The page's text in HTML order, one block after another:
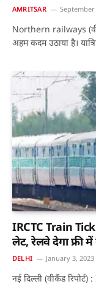
AMRITSAR September
Northern railways
अहम कदम उठाया है।
IRCTC Train
लेट, रेलवे देगा फ्री में
DELHI January 3, 2023
नई दिल्ली (वीकैंड